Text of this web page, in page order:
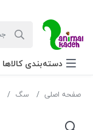
دسته‌بندی‌ کالاها
صفحه اصلی سگ